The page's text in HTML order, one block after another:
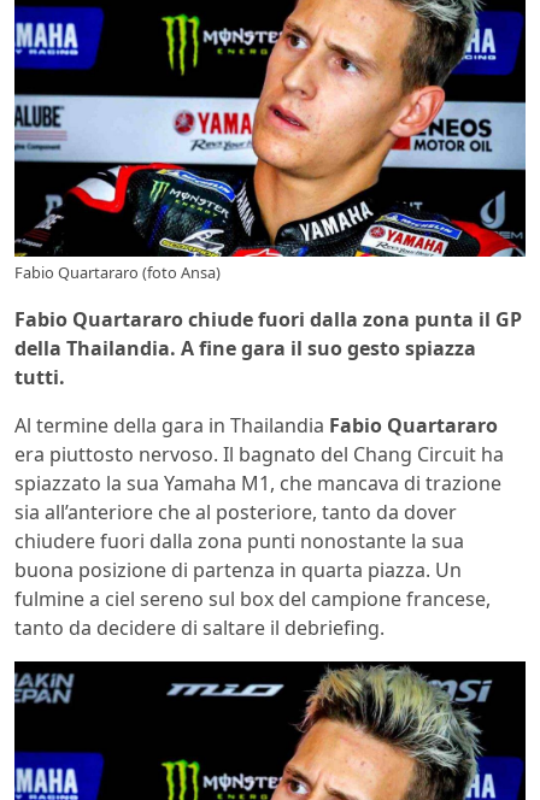
Fabio Quartararo (foto Ansa)
Fabio Quartararo chiude fuori dalla zona punta il GP
della Thailandia. A fine gara il suo gesto spiazza
tutti.
Al termine della gara in Thailandia Fabio Quartararo
era piuttosto nervoso. Il bagnato del Chang Circuit ha
spiazzato la sua Yamaha M1, che mancava di trazione
sia all’anteriore che al posteriore, tanto da dover
chiudere fuori dalla zona punti nonostante la sua
buona posizione di partenza in quarta piazza. Un
fulmine a ciel sereno sul box del campione francese,
tanto da decidere di saltare il debriefing.